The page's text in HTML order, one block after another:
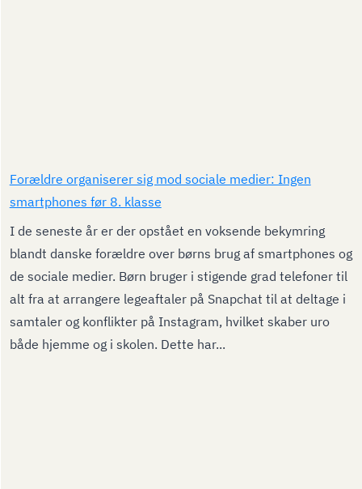
Forældre organiserer sig mod sociale medier: Ingen
smartphones før 8. klasse
I de seneste år er der opstået en voksende bekymring
blandt danske forældre over børns brug af smartphones og
de sociale medier. Børn bruger i stigende grad telefoner til
alt fra at arrangere legeaftaler på Snapchat til at deltage i
samtaler og konflikter på Instagram, hvilket skaber uro
både hjemme og i skolen. Dette har...